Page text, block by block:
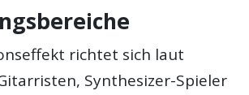
richtet sich laut
Synthesizer-Spieler